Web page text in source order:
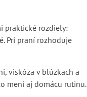
praktické rozdiely:
Pri praní rozhoduje
viskóza v blúzkach a
mení aj domácu rutinu.